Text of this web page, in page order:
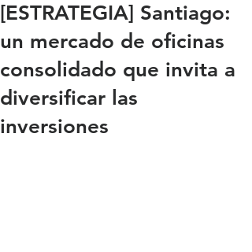
[ESTRATEGIA] Santiago:
un mercado de oficinas
consolidado que invita a
diversificar las
inversiones